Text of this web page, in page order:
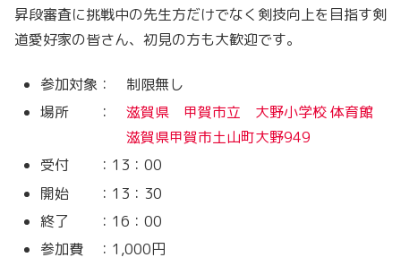
昇段審査に挑戦中の先生方だけでなく剣技向上を目指す剣
道愛好家の皆さん、初見の方も大歓迎です。
参加対象： 制限無し
場所 ：滋賀県 甲賀市立 大野小学校 体育館
滋賀県甲賀市土山町大野949
受付 ：13：00
開始 ：13：30
終了 ：16：00
参加費 ：1,000円